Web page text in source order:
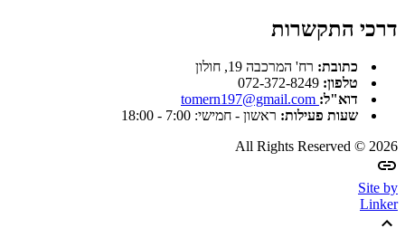
דרכי התקשרות
כתובת: רח' המרכבה 19, חולון
טלפון:
דוא"ל:
שעות פעילות: ראשון - חמישי: 7:00 - 18:00
All Rights Reserved © 2026
Site by
Linker